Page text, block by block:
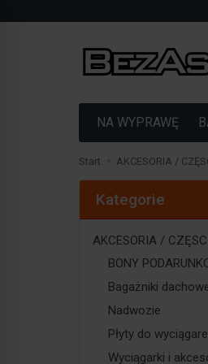
NA WYPRAWĘ
Start AKCESORIA /
Kategorie
AKCESORIA /
BONY
Bagażniki
Nadwozie
Płyty do
Wyciągarki i